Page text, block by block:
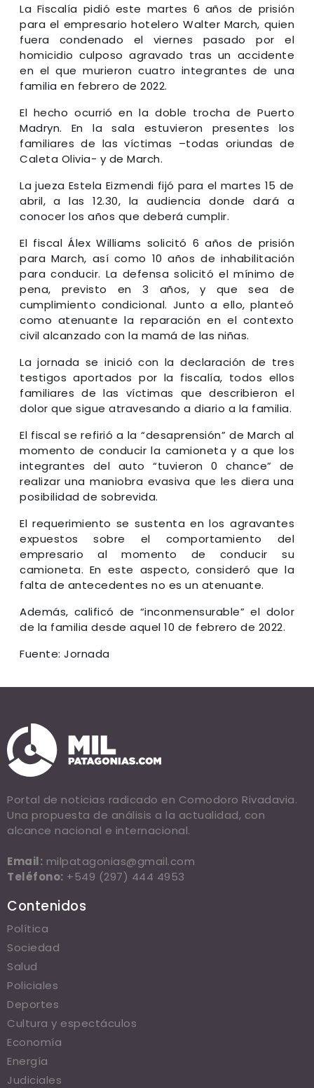
La Fiscalía pidió este martes 6 años de prisión
para el empresario hotelero Walter March, quien
fuera condenado el viernes pasado por el
homicidio culposo agravado tras un accidente
en el que murieron cuatro integrantes de una
familia en febrero de 2022.
El hecho ocurrió en la doble trocha de Puerto
Madryn. En la sala estuvieron presentes los
familiares de las víctimas –todas oriundas de
Caleta Olivia- y de March.
La jueza Estela Eizmendi fijó para el martes 15 de
abril, a las 12.30, la audiencia donde dará a
conocer los años que deberá cumplir.
El fiscal Álex Williams solicitó 6 años de prisión
para March, así como 10 años de inhabilitación
para conducir. La defensa solicitó el mínimo de
pena, previsto en 3 años, y que sea de
cumplimiento condicional. Junto a ello, planteó
como atenuante la reparación en el contexto
civil alcanzado con la mamá de las niñas.
La jornada se inició con la declaración de tres
testigos aportados por la fiscalía, todos ellos
familiares de las víctimas que describieron el
dolor que sigue atravesando a diario a la familia.
El fiscal se refirió a la “desaprensión” de March al
momento de conducir la camioneta y a que los
integrantes del auto “tuvieron 0 chance” de
realizar una maniobra evasiva que les diera una
posibilidad de sobrevida.
El requerimiento se sustenta en los agravantes
expuestos sobre el comportamiento del
empresario al momento de conducir su
camioneta. En este aspecto, consideró que la
falta de antecedentes no es un atenuante.
Además, calificó de “inconmensurable” el dolor
de la familia desde aquel 10 de febrero de 2022.
Fuente: Jornada
Portal de noticias radicado en Comodoro Rivadavia.
Una propuesta de análisis a la actualidad, con
alcance nacional e internacional.
Email: milpatagonias@gmail.com
Teléfono: +549 (297) 444 4953
Contenidos
Política
Sociedad
Salud
Policiales
Deportes
Cultura y espectáculos
Economía
Energía
Judiciales